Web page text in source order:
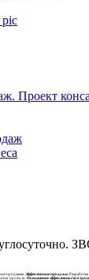
продажам. Эффективные продажи.
продаж.
Повышение эффективности